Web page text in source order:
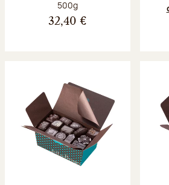
Poids net :
500g
32,40 €